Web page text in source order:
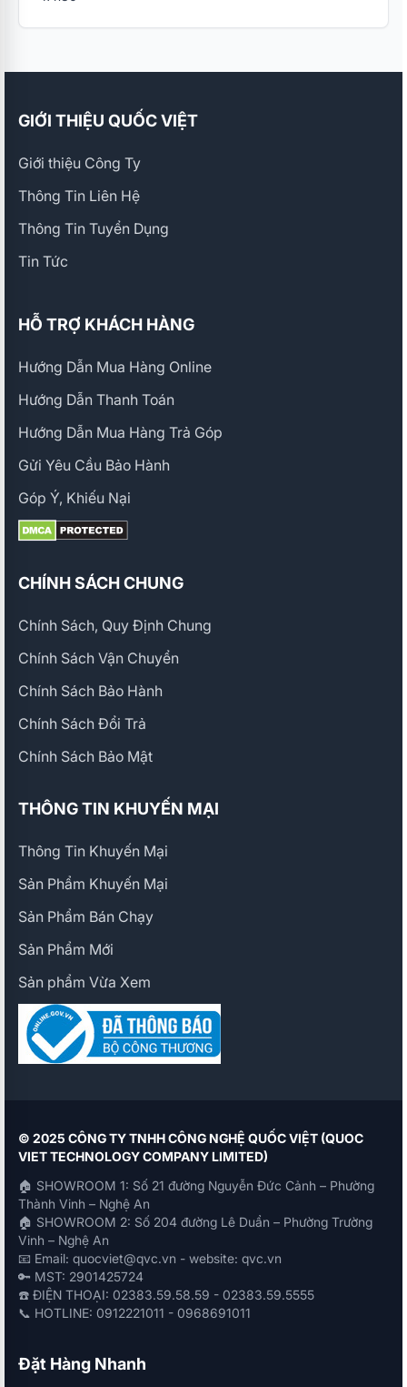
GIỚI THIỆU QUỐC VIỆT
Giới thiệu Công Ty
Thông Tin Liên Hệ
Thông Tin Tuyển Dụng
Tin Tức
HỖ TRỢ KHÁCH HÀNG
Hướng Dẫn Mua Hàng Online
Hướng Dẫn Thanh Toán
Hướng Dẫn Mua Hàng Trả Góp
Gửi Yêu Cầu Bảo Hành
Góp Ý, Khiếu Nại
CHÍNH SÁCH CHUNG
Chính Sách, Quy Định Chung
Chính Sách Vận Chuyển
Chính Sách Bảo Hành
Chính Sách Đổi Trả
Chính Sách Bảo Mật
THÔNG TIN KHUYẾN MẠI
Thông Tin Khuyến Mại
Sản Phẩm Khuyến Mại
Sản Phẩm Bán Chạy
Sản Phẩm Mới
Sản phẩm Vừa Xem
© 2025 CÔNG TY TNHH CÔNG NGHỆ QUỐC VIỆT (QUOC
VIET TECHNOLOGY COMPANY LIMITED)
🏠 SHOWROOM 1: Số 21 đường Nguyễn Đức Cảnh – Phường
Thành Vinh – Nghệ An
🏠 SHOWROOM 2: Số 204 đường Lê Duẩn – Phường Trường
Vinh – Nghệ An
📧 Email: quocviet@qvc.vn - website: qvc.vn
🔑 MST: 2901425724
☎️ ĐIỆN THOẠI: 02383.59.58.59 - 02383.59.5555
📞 HOTLINE: 0912221011 - 0968691011
Đặt Hàng Nhanh